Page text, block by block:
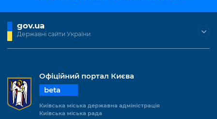
gov.ua
Державні сайти України
Офіційний портал Києва
beta
Київська міська державна адміністрація
Київська міська рада